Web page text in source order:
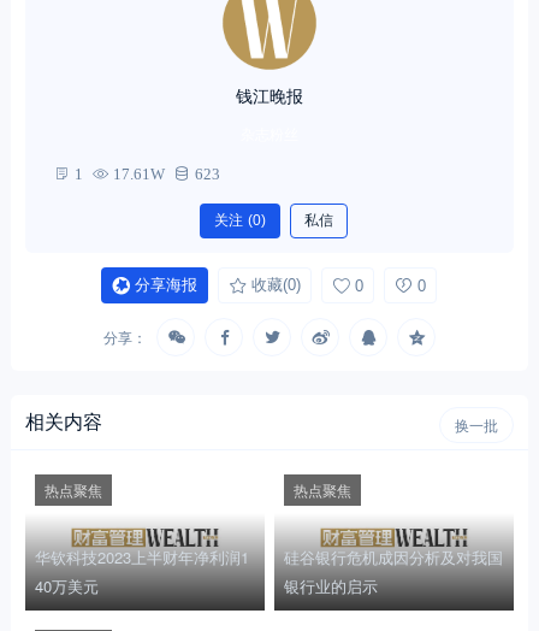
钱江晚报
1 17.61W 623
关注 (0) 私信
分享海报 收藏(0) 0 0
分享：
相关内容 换一批
华钦科技2023上半财年净利润1
40万美元
热点聚焦
硅谷银行危机成因分析及对我国
银行业的启示
热点聚焦